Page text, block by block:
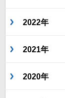
2022年
2021年
2020年